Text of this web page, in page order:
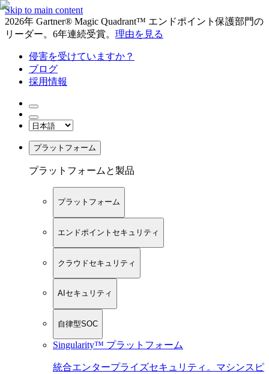
Skip to main content
2026年 Gartner® Magic Quadrant™ エンドポイント保護部門の
リーダー。6年連続受賞。 理由を見る
侵害を受けていますか？
ブログ
採用情報
プラットフォーム
プラットフォームと製品
プラットフォーム
エンドポイントセキュリティ
クラウドセキュリティ
AIセキュリティ
自律型SOC
Singularity™ プラットフォーム
統合エンタープライズセキュリティ。マシンスピ